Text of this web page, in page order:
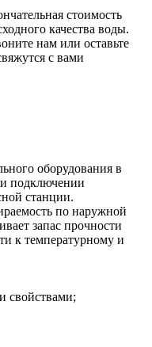
стоимость
качества воды.
нам или оставьте
с вами
оборудования в
подключении
станции.
по наружной
запас прочности
к температурному и
свойствами;